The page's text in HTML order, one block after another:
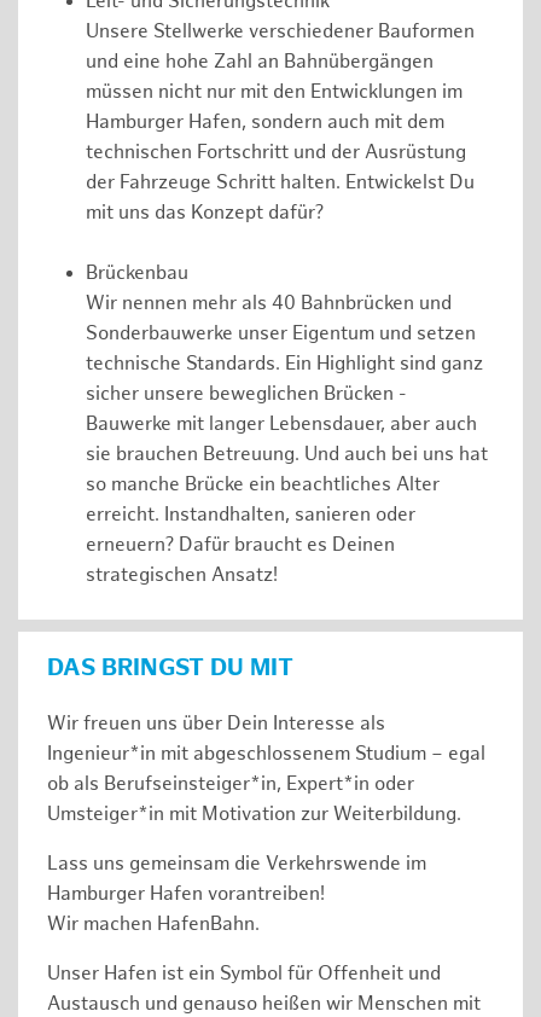
Unsere Stellwerke verschiedener Bauformen
und eine hohe Zahl an Bahnübergängen
müssen nicht nur mit den Entwicklungen im
Hamburger Hafen, sondern auch mit dem
technischen Fortschritt und der Ausrüstung
der Fahrzeuge Schritt halten. Entwickelst Du
mit uns das Konzept dafür?
Brückenbau
Wir nennen mehr als 40 Bahnbrücken und
Sonderbauwerke unser Eigentum und setzen
technische Standards. Ein Highlight sind ganz
sicher unsere beweglichen Brücken -
Bauwerke mit langer Lebensdauer, aber auch
sie brauchen Betreuung. Und auch bei uns hat
so manche Brücke ein beachtliches Alter
erreicht. Instandhalten, sanieren oder
erneuern? Dafür braucht es Deinen
strategischen Ansatz!
DAS BRINGST DU MIT
Wir freuen uns über Dein Interesse als
Ingenieur*in mit abgeschlossenem Studium – egal
ob als Berufseinsteiger*in, Expert*in oder
Umsteiger*in mit Motivation zur Weiterbildung.
Lass uns gemeinsam die Verkehrswende im
Hamburger Hafen vorantreiben!
Wir machen HafenBahn.
Unser Hafen ist ein Symbol für Offenheit und
Austausch und genauso heißen wir Menschen mit